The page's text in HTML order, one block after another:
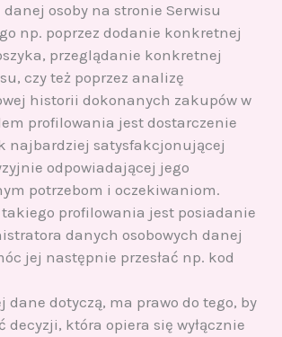
osoby na stronie Serwisu
np. poprzez dodanie konkretnej
przeglądanie konkretnej
czy też poprzez analizę
historii dokonanych zakupów w
profilowania jest dostarczenie
najbardziej satysfakcjonującej
odpowiadającej jego
potrzebom i oczekiwaniom.
profilowania jest posiadanie
danych osobowych danej
jej następnie przesłać np. kod
dane dotyczą, ma prawo do tego, by
decyzji, która opiera się wyłącznie